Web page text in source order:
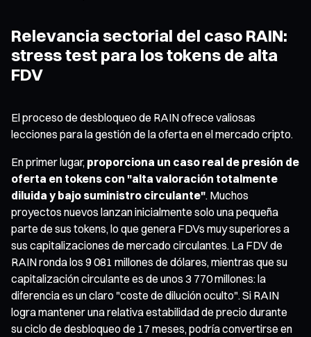
Relevancia sectorial del caso RAIN:
stress test para los tokens de alta
FDV
El proceso de desbloqueo de RAIN ofrece valiosas
lecciones para la gestión de la oferta en el mercado cripto.
En primer lugar, proporciona un caso real de presión de
oferta en tokens con "alta valoración totalmente
diluida y bajo suministro circulante". Muchos
proyectos nuevos lanzan inicialmente solo una pequeña
parte de sus tokens, lo que genera FDVs muy superiores a
sus capitalizaciones de mercado circulantes. La FDV de
RAIN ronda los 9 081 millones de dólares, mientras que su
capitalización circulante es de unos 3 770 millones: la
diferencia es un claro "coste de dilución oculto". Si RAIN
logra mantener una relativa estabilidad de precio durante
su ciclo de desbloqueo de 17 meses, podría convertirse en